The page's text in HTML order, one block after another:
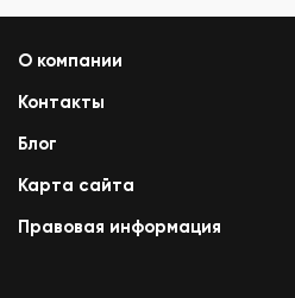
О компании
Контакты
Блог
Карта сайта
Правовая информация